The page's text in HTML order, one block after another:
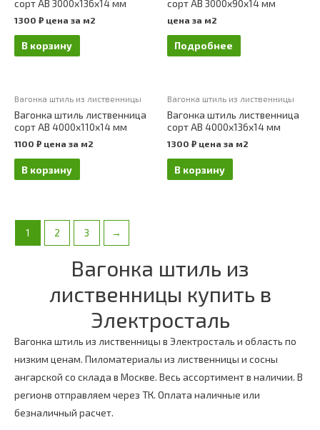
сорт АВ 3000х136х14 мм
1300 ₽ цена за м2
В корзину
сорт АВ 3000х90х14 мм
цена за м2
Подробнее
Вагонка штиль из лиственницы
Вагонка штиль лиственница
сорт АВ 4000х110х14 мм
1100 ₽ цена за м2
В корзину
Вагонка штиль из лиственницы
Вагонка штиль лиственница
сорт АВ 4000х136х14 мм
1300 ₽ цена за м2
В корзину
1 2 3 →
Вагонка штиль из
лиственницы купить в
Электросталь
Вагонка штиль из лиственницы в Электросталь и область по
низким ценам. Пиломатериалы из лиственницы и сосны
ангарской со склада в Москве. Весь ассортимент в наличии. В
регионв отправляем через ТК. Оплата наличные или
безналичный расчет.